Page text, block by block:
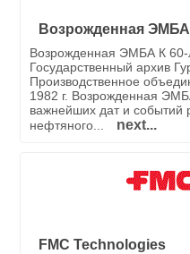
Возрожденная ЭМБА
Возрожденная ЭМБА К
Государственный архив
Производственное
1982 г. Возрожденная
важнейших дат и событий
нефтяного...
next...
FMC Technologies